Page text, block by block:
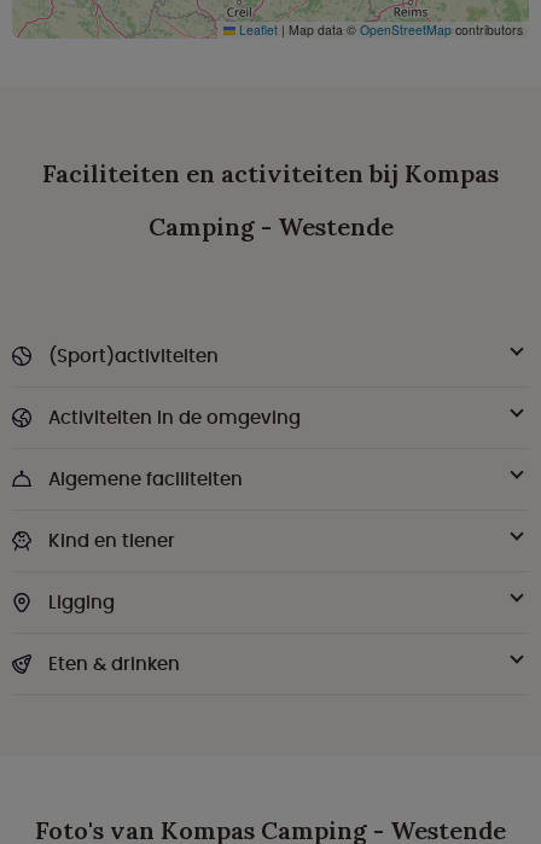
Leaflet | Map data © OpenStreetMap contributors
Faciliteiten en activiteiten bij Kompas
Camping - Westende
(Sport)activiteiten
Activiteiten in de omgeving
Algemene faciliteiten
Kind en tiener
Ligging
Eten & drinken
Foto's van Kompas Camping - Westende